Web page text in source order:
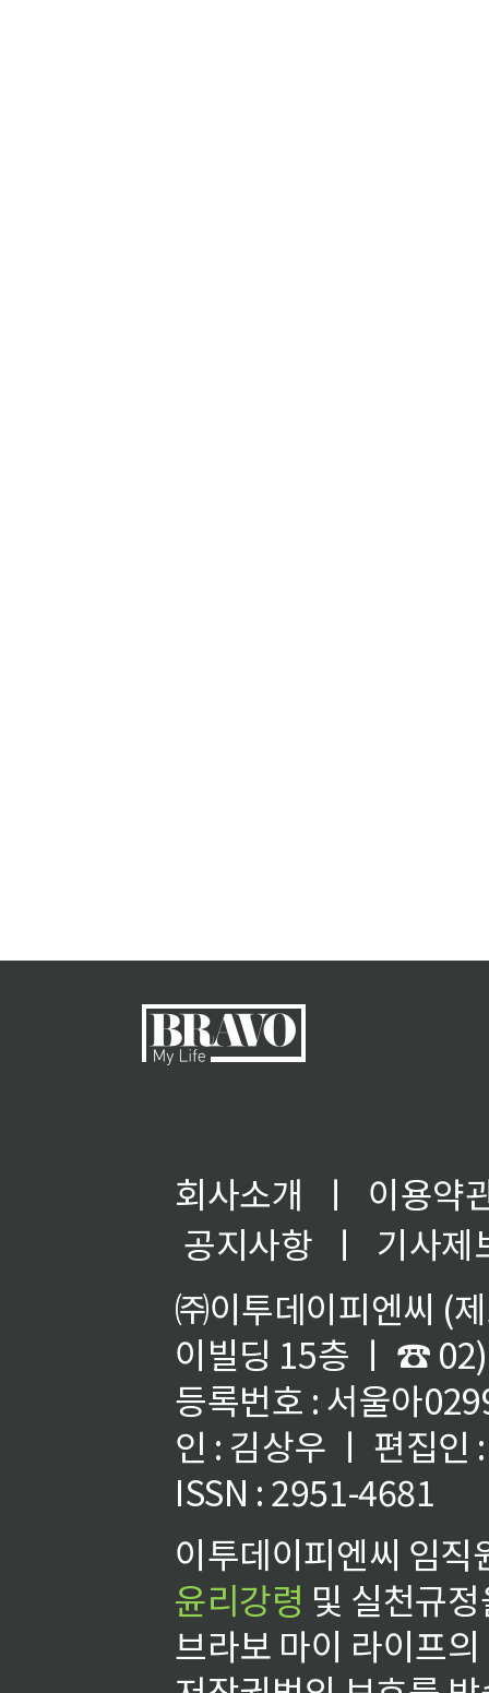
회사소개 ㅣ
이용약
공지사항
ㅣ
기사제
㈜이투데이피엔씨 (
이빌딩 15층 ㅣ ☎
등록번호 : 서울아
인 : 김상우 ㅣ 편집인
ISSN : 2951-4681
이투데이피엔씨 임
윤리강령 및 실천규
브라보 마이 라이프